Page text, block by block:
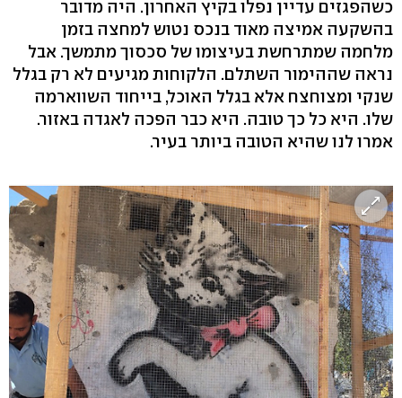
כשהפגזים עדיין נפלו בקיץ האחרון. היה מדובר
בהשקעה אמיצה מאוד בנכס נטוש למחצה בזמן
מלחמה שמתרחשת בעיצומו של סכסוך מתמשך. אבל
נראה שההימור השתלם. הלקוחות מגיעים לא רק בגלל
שנקי ומצוחצח אלא בגלל האוכל, בייחוד השווארמה
שלו. היא כל כך טובה. היא כבר הפכה לאגדה באזור.
אמרו לנו שהיא הטובה ביותר בעיר.